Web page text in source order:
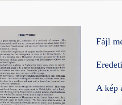
Fájl
A kép